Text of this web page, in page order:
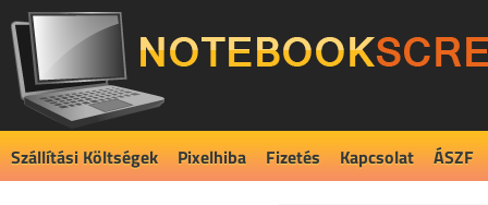
Szállítási Költségek Pixelhiba Fizetés Kapcsolat ÁSZF